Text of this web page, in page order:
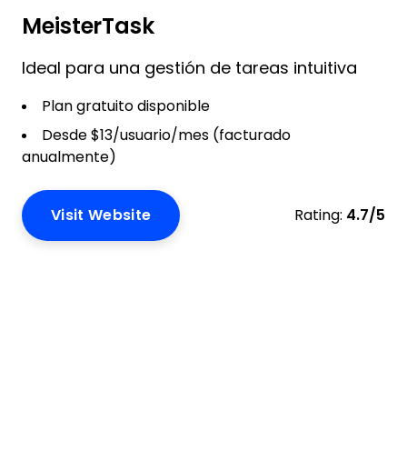
MeisterTask
Ideal para una gestión de tareas intuitiva
Plan gratuito disponible
Desde $13/usuario/mes (facturado
anualmente)
Visit Website Rating: 4.7/5